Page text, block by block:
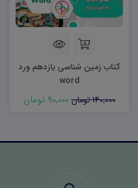
کتاب زمین شناسی یازدهم ورد
word
140,000 تومان
90,000 تومان